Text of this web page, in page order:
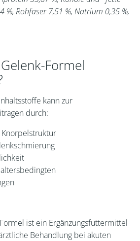
%, Rohfaser 7,51 %, Natrium 0,35 %,
Formel
kann zur
durch:
ist ein Ergänzungsfuttermittel
Behandlung bei akuten